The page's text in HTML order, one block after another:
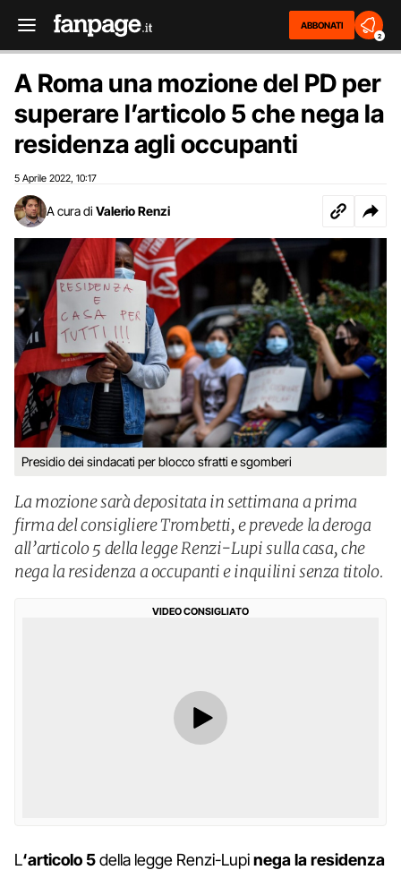
ABBONATI
2
A Roma una mozione del PD per
superare l’articolo 5 che nega la
residenza agli occupanti
5 Aprile 2022 10:17
A cura di Valerio Renzi
Presidio dei sindacati per blocco sfratti e sgomberi
La mozione sarà depositata in settimana a prima
firma del consigliere Trombetti, e prevede la deroga
all’articolo 5 della legge Renzi-Lupi sulla casa, che
nega la residenza a occupanti e inquilini senza titolo.
VIDEO CONSIGLIATO
L‘articolo 5della legge Renzi-Lupinega la residenza